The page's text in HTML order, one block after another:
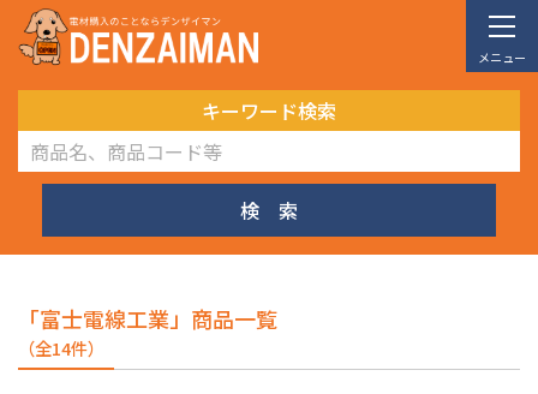
メニュー
キーワード検索
検 索
「富士電線工業」商品一覧
（全14件）